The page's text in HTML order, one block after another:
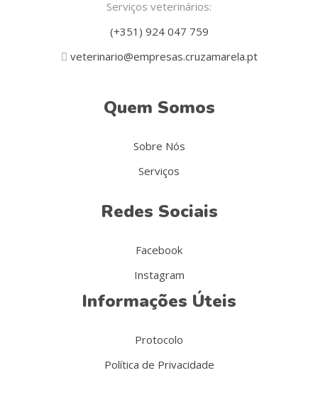
Serviços veterinários:
(+351) 924 047 759
veterinario@empresas.cruzamarela.pt
Quem Somos
Sobre Nós
Serviços
Redes Sociais
Facebook
Instagram
Informações Úteis
Protocolo
Política de Privacidade